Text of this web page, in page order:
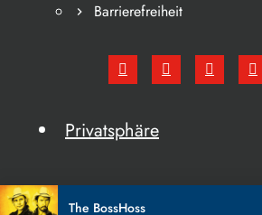
Barrierefreiheit
Privatsphäre
The BossHoss